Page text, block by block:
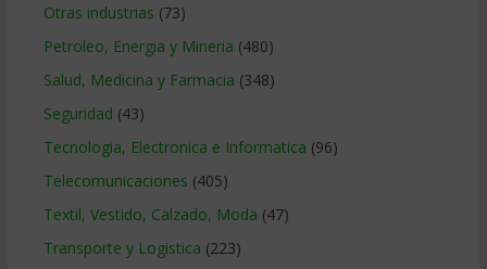
Otras industrias (73)
Petroleo, Energia y Mineria (480)
Salud, Medicina y Farmacia (348)
Seguridad (43)
Tecnologia, Electronica e Informatica (96)
Telecomunicaciones (405)
Textil, Vestido, Calzado, Moda (47)
Transporte y Logistica (223)